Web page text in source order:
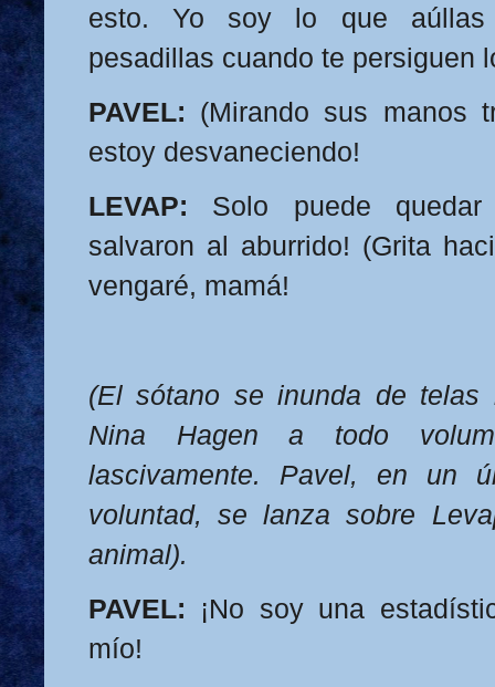
esto. Yo soy lo que
pesadillas cuando te persiguen
PAVEL: (Mirando sus manos
estoy desvaneciendo!
LEVAP: Solo puede
salvaron al aburrido! (Grita
vengaré, mamá!
(El sótano se inunda de telas
Nina Hagen a todo
lascivamente. Pavel, en un
voluntad, se lanza sobre
animal).
PAVEL: ¡No soy una
mío!